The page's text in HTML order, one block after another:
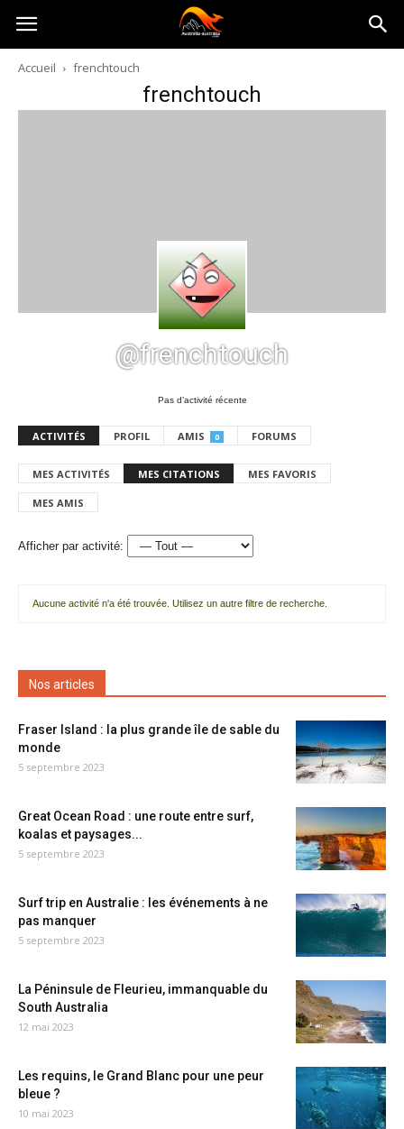
Australia-
australie.com
Accueil frenchtouch
frenchtouch
@frenchtouch
Pas d’activité récente
ACTIVITÉS PROFIL AMIS 0 FORUMS
MES ACTIVITÉS MES CITATIONS MES FAVORIS
MES AMIS
Afficher par activité:
Aucune activité n'a été trouvée. Utilisez un autre filtre de recherche.
Nos articles
Fraser Island : la plus grande île de sable du
monde
5 septembre 2023
Great Ocean Road : une route entre surf,
koalas et paysages...
5 septembre 2023
Surf trip en Australie : les événements à ne
pas manquer
5 septembre 2023
La Péninsule de Fleurieu, immanquable du
South Australia
12 mai 2023
Les requins, le Grand Blanc pour une peur
bleue ?
10 mai 2023